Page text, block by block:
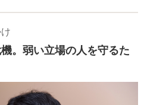
。弱い立場の人を守るた